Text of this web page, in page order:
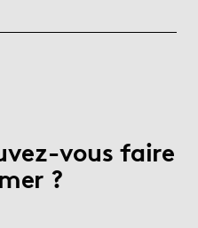
vous faire
?